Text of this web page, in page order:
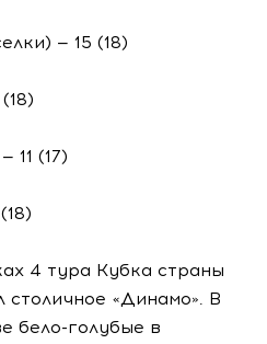
— 15 (18)
11 (17)
4 тура Кубка страны
столичное «Динамо». В
бело-голубые в